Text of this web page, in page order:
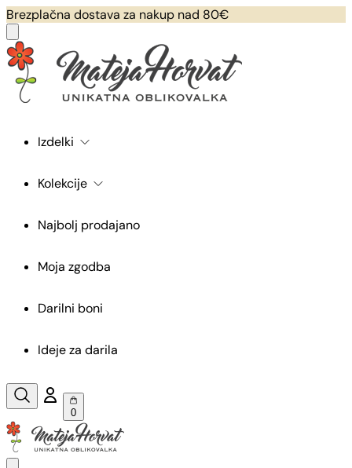
Brezplačna dostava za nakup nad 80€
Izdelki
Kolekcije
Najbolj prodajano
Moja zgodba
Darilni boni
Ideje za darila
0